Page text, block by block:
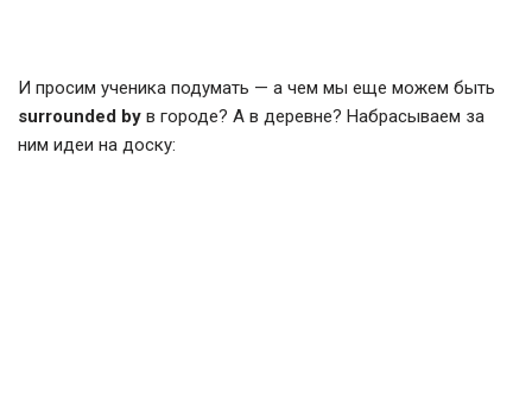
И просим ученика подумать — а чем мы еще можем быть
surrounded by в городе? А в деревне? Набрасываем за
ним идеи на доску: